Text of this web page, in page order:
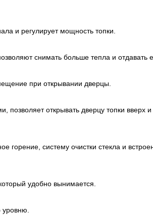
и регулирует мощность топки.
снимать больше тепла и отдавать
при открывании дверцы.
открывать дверцу топки вверх и
горение, систему очистки стекла и
удобно вынимается.